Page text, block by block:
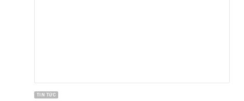
TIN TỨC